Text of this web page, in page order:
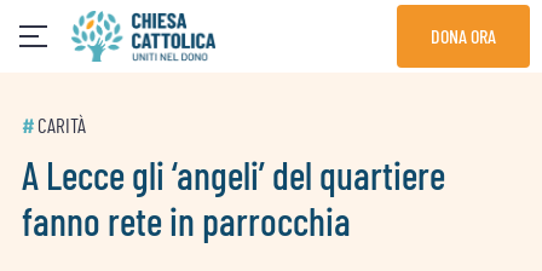
DONA ORA
# CARITÀ
A Lecce gli ‘angeli’ del quartiere
fanno rete in parrocchia